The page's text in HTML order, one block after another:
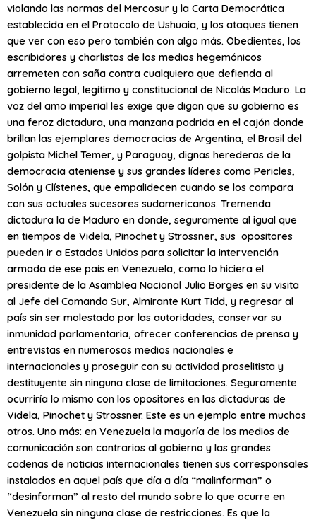
violando las normas del Mercosur y la Carta Democrática
establecida en el Protocolo de Ushuaia, y los ataques tienen
que ver con eso pero también con algo más. Obedientes, los
escribidores y charlistas de los medios hegemónicos
arremeten con saña contra cualquiera que defienda al
gobierno legal, legítimo y constitucional de Nicolás Maduro. La
voz del amo imperial les exige que digan que su gobierno es
una feroz dictadura, una manzana podrida en el cajón donde
brillan las ejemplares democracias de Argentina, el Brasil del
golpista Michel Temer, y Paraguay, dignas herederas de la
democracia ateniense y sus grandes líderes como Pericles,
Solón y Clístenes, que empalidecen cuando se los compara
con sus actuales sucesores sudamericanos. Tremenda
dictadura la de Maduro en donde, seguramente al igual que
en tiempos de Videla, Pinochet y Strossner, sus opositores
pueden ir a Estados Unidos para solicitar la intervención
armada de ese país en Venezuela, como lo hiciera el
presidente de la Asamblea Nacional Julio Borges en su visita
al Jefe del Comando Sur, Almirante Kurt Tidd, y regresar al
país sin ser molestado por las autoridades, conservar su
inmunidad parlamentaria, ofrecer conferencias de prensa y
entrevistas en numerosos medios nacionales e
internacionales y proseguir con su actividad proselitista y
destituyente sin ninguna clase de limitaciones. Seguramente
ocurriría lo mismo con los opositores en las dictaduras de
Videla, Pinochet y Strossner. Este es un ejemplo entre muchos
otros. Uno más: en Venezuela la mayoría de los medios de
comunicación son contrarios al gobierno y las grandes
cadenas de noticias internacionales tienen sus corresponsales
instalados en aquel país que día a día “malinforman” o
“desinforman” al resto del mundo sobre lo que ocurre en
Venezuela sin ninguna clase de restricciones. Es que la